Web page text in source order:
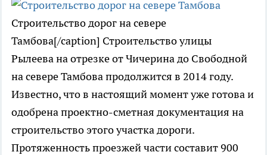
Строительство дорог на севере
Тамбова[/caption] Строительство улицы
Рылеева на отрезке от Чичерина до Свободной
на севере Тамбова продолжится в 2014 году.
Известно, что в настоящий момент уже готова и
одобрена проектно-сметная документация на
строительство этого участка дороги.
Протяженность проезжей части составит 900